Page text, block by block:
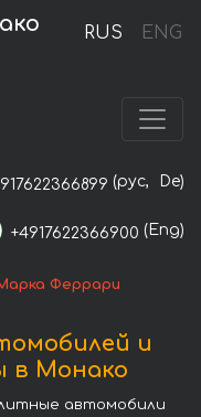
RUS ENG
(рус, De)
+4917622366900 (Eng)
Феррари
и
в Монако
автомобили